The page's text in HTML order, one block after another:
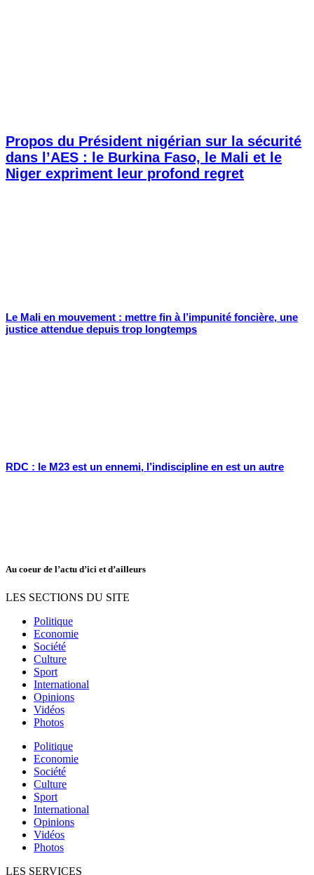
Propos du Président nigérian sur la sécurité
dans l’AES : le Burkina Faso, le Mali et le
Niger expriment leur profond regret
Le Mali en mouvement : mettre fin à l’impunité foncière, une
justice attendue depuis trop longtemps
RDC : le M23 est un ennemi, l’indiscipline en est un autre
Au coeur de l’actu d’ici et d’ailleurs
LES SECTIONS DU SITE
Politique
Economie
Société
Culture
Sport
International
Opinions
Vidéos
Photos
Politique
Economie
Société
Culture
Sport
International
Opinions
Vidéos
Photos
LES SERVICES